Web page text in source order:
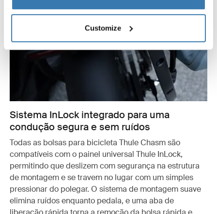
Customize
Sistema InLock integrado para uma
condução segura e sem ruídos
Todas as bolsas para bicicleta Thule Chasm são
compatíveis com o painel universal Thule InLock,
permitindo que deslizem com segurança na estrutura
de montagem e se travem no lugar com um simples
pressionar do polegar. O sistema de montagem suave
elimina ruídos enquanto pedala, e uma aba de